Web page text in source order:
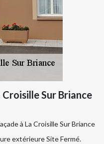
Sur Briance
à La Croisille Sur Briance
extérieure Site Fermé.